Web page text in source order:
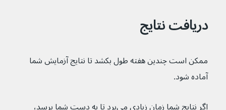
دریافت نتایج
ممکن است چندین هفته طول بکشد تا نتایج آزمایش شما
آماده شود.